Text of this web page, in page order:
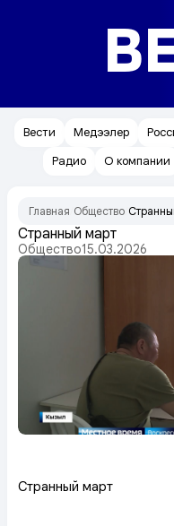
Вести Медээлер
Радио
О компании
Главная Общество
Странный март
Общество15.03.2026
Странный март